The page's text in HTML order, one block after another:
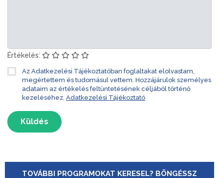
Értékelés:
Az Adatkezelési Tájékoztatóban foglaltakat elolvastam,
megértettem és tudomásul vettem. Hozzájárulok személyes
adataim az értékelés feltüntetésének céljából történő
kezeléséhez. Adatkezelési Tájékoztató
Küldés
TOVÁBBI PROGRAMOKAT KERESEL? BÖNGÉSSZ